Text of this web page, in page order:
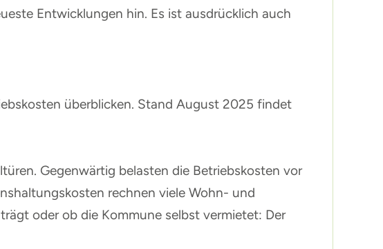
Entwicklungen hin. Es ist ausdrücklich auch
überblicken. Stand August 2025 findet
Gegenwärtig belasten die Betriebskosten vor
rechnen viele Wohn- und
oder ob die Kommune selbst vermietet: Der